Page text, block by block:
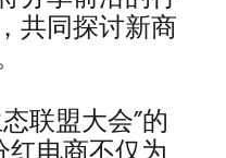
共同探讨新商
联盟大会”的